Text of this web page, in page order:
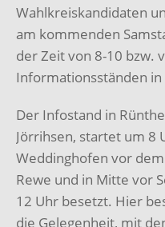
Wahlkreiskandidaten
am kommenden
der Zeit von 8-10 bzw.
Informationsständen
Der Infostand in
Jörrihsen, startet um 8
Weddinghofen vor
Rewe und in Mitte vor
12 Uhr besetzt. Hier
die Gelegenheit, mit